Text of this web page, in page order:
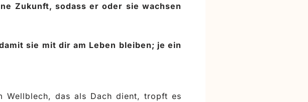
Zukunft, sodass er oder sie wachsen
sie mit dir am Leben bleiben; je ein
Wellblech, das als Dach dient, tropft es